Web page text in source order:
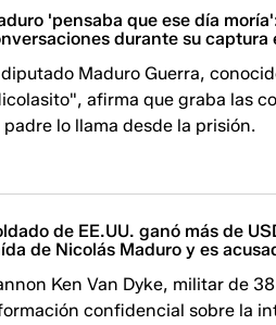
'pensaba que ese día
durante su captura
diputado Maduro Guerra,
afirma que graba las
padre lo llama desde la prisión.
de EE.UU. ganó más de
de Nicolás Maduro y es
Ken Van Dyke, militar de
confidencial sobre la